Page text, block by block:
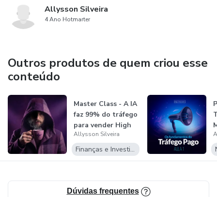
Allysson Silveira
4 Ano Hotmarter
Outros produtos de quem criou esse
conteúdo
Master Class - A IA
faz 99% do tráfego
para vender High
Tick...
Allysson Silveira
Finanças e Investimentos
s
Dúvidas frequentes